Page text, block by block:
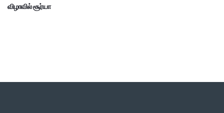
விழாவில் சூர்யா